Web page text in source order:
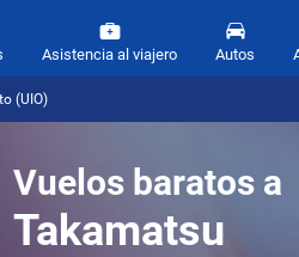
Asistencia al viajero Autos
(UIO)
Vuelos baratos a
Takamatsu